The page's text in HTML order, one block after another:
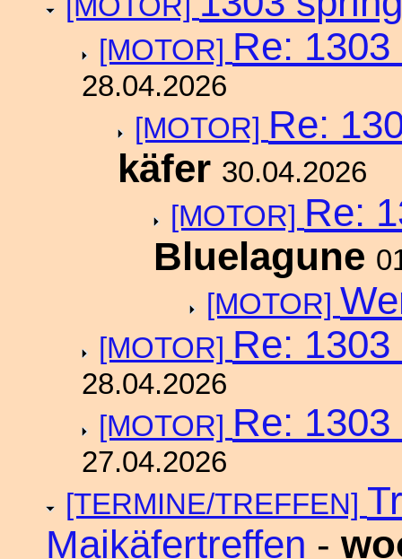
[MOTOR] Re:
28.04.2026
[MOTOR] Re:
käfer 30.04.2026
[MOTOR] Re:
Bluelagune
[MOTOR]
[MOTOR] Re:
28.04.2026
[MOTOR] Re:
27.04.2026
[TERMINE/TREFFEN]
Maikäfertreffen -